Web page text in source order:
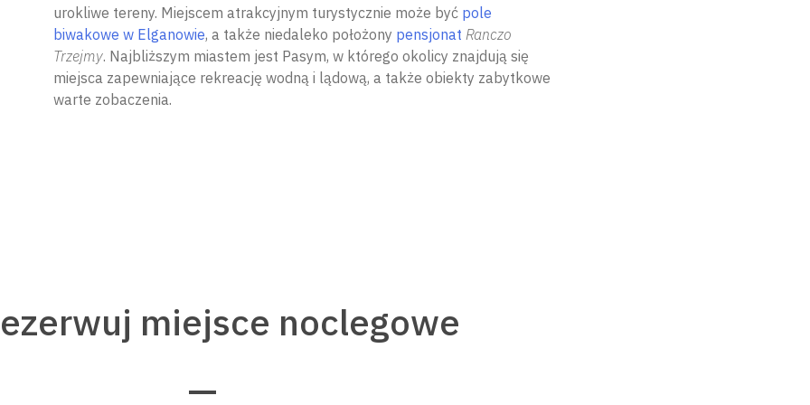
urokliwe tereny. Miejscem atrakcyjnym turystycznie może być pole
biwakowe w Elganowie, a także niedaleko położony pensjonat Ranczo
Trzejmy. Najbliższym miastem jest Pasym, w którego okolicy znajdują się
miejsca zapewniające rekreację wodną i lądową, a także obiekty zabytkowe
warte zobaczenia.
miejsce noclegowe